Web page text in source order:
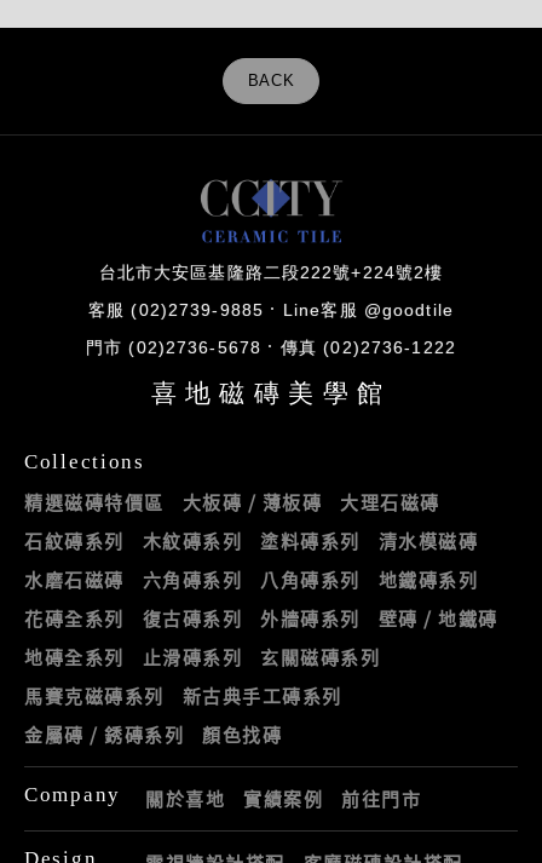
BACK
台北市大安區基隆路二段222號+224號2樓
客服 (02)2739-9885 Line客服 @goodtile
門市 (02)2736-5678 傳真 (02)2736-1222
喜地磁磚美學館
Collections
精選磁磚特價區 大板磚 / 薄板磚
大理石磁磚
石紋磚系列
木紋磚系列 塗料磚系列
清水模磁磚
水磨石磁磚
六角磚系列 八角磚系列
地鐵磚系列
花磚全系列
復古磚系列 外牆磚系列
壁磚 / 地鐵磚
地磚全系列
止滑磚系列
玄關磁磚系列
馬賽克磁磚系列
新古典手工磚系列
金屬磚 / 銹磚系列
顏色找磚
Company 關於喜地 實績案例 前往門市